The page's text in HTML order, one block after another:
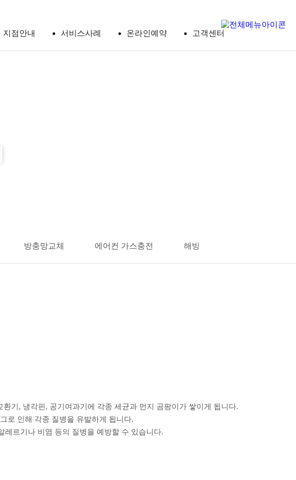
지점안내 서비스사례 온라인예약 고객센터
방충망교체 에어컨 가스충전 해빙
기, 냉각핀, 공기여과기에 각종 세균과 먼지 곰팡이가 쌓이게 됩니다.
로 인해 각종 질병을 유발하게 됩니다.
르기나 비염 등의 질병을 예방할 수 있습니다.